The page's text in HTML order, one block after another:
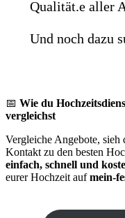
Qualität.e aller
Und noch dazu
📅 Wie du
vergleichst
Vergleiche Angebote,
Kontakt zu den besten
einfach, schnell und
eurer Hochzeit aufmein-